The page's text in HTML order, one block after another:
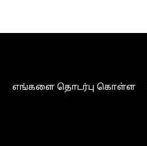
எங்களை தொடர்பு கொள்ள